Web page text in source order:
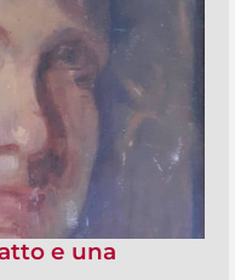
e una